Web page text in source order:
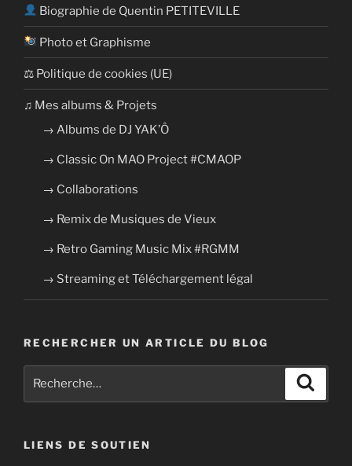
Biographie de Quentin PETITEVILLE
Photo et Graphisme
⚖ Politique de cookies (UE)
​​♫ Mes albums & Projets
→ Albums de DJ YAK’Ô
→ Classic On MAO Project #CMAOP
→ Collaborations
→ Remix de Musiques de Vieux
→ Retro Gaming Music Mix #RGMM
→ Streaming et Téléchargement légal
RECHERCHER UN ARTICLE DU BLOG
LIENS DE SOUTIEN